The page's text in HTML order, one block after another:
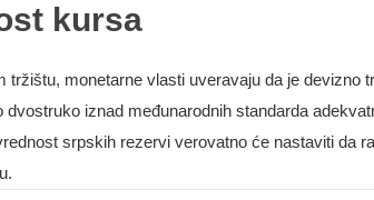
kursa
monetarne vlasti uveravaju da je devizno
iznad međunarodnih standarda
srpskih rezervi verovatno će nastaviti da